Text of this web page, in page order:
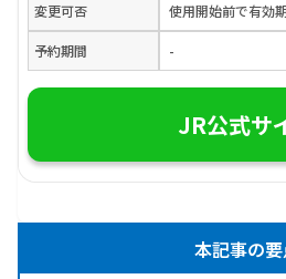
変更可否 使用開始前で有効
予約期間 -
JR公式サ
本記事の